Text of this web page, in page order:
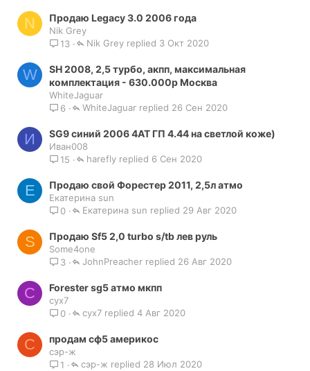
N Продаю Legacy 3.0 2006 года
Nik Grey
13
3 Окт 2020
Nik Grey
W
SH 2008, 2,5 турбо, акпп, максимальная
комплектация - 630.000р Москва
WhiteJaguar
6
26 Сен 2020
WhiteJaguar
И SG9 синий 2006 4AT ГП 4.44 на светлой коже)
Иван008
15
6 Сен 2020
harefly
Е Продаю свой Форестер 2011, 2,5л атмо
Екатерина sun
0
29 Авг 2020
Екатерина sun
S Продаю Sf5 2,0 turbo s/tb лев руль
Some4one
3
26 Авг 2020
JohnPreacher
С Forester sg5 атмо мкпп
сух7
0
4 Авг 2020
сух7
С продам сф5 америкос
сэр-ж
1
28 Июл 2020
сэр-ж